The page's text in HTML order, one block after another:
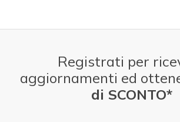
Registrati per
aggiornamenti ed
di SCONTO*